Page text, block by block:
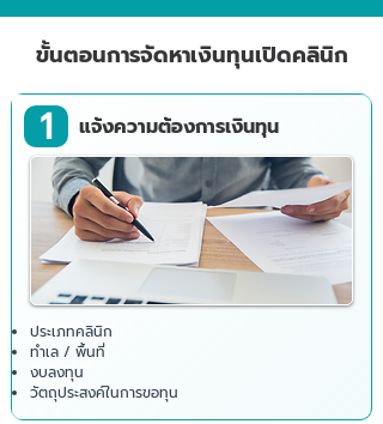
ขั้นตอนการจัดหาเงินทุนเปิดคลินิก
1 แจ้งความต้องการเงินทุน
ประเภทคลินิก
ทำเล / พื้นที่
งบลงทุน
วัตถุประสงค์ในการขอทุน